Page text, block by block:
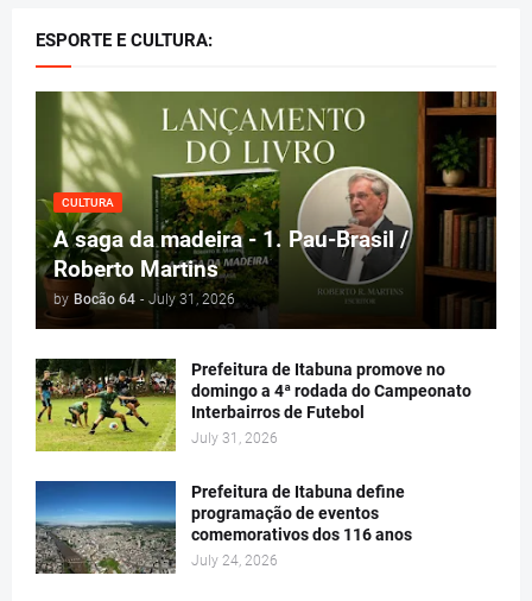
ESPORTE E CULTURA:
CULTURA
A saga da madeira - 1. Pau-Brasil /
Roberto Martins
by Bocão 64 - July 31, 2026
Prefeitura de Itabuna promove no
domingo a 4ª rodada do Campeonato
Interbairros de Futebol
July 31, 2026
Prefeitura de Itabuna define
programação de eventos
comemorativos dos 116 anos
July 24, 2026